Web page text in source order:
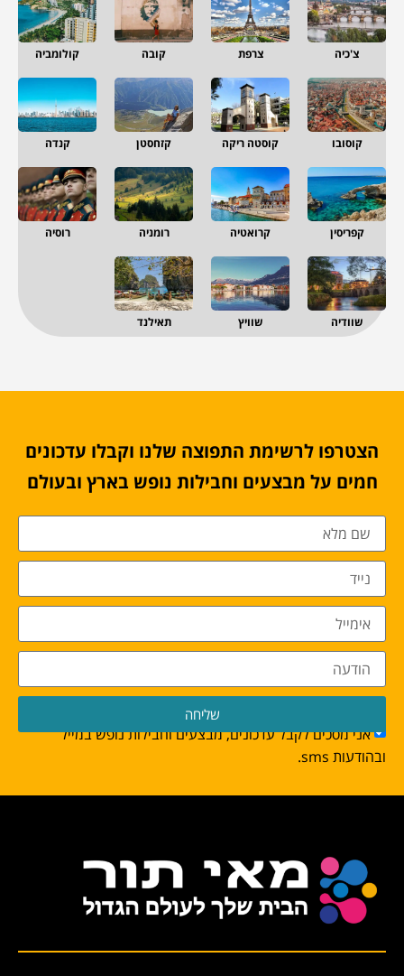
צ'כיה צרפת קובה קולומביה
קוסובו קוסטה ריקה קזחסטן קנדה
קפריסין קרואטיה רומניה רוסיה
שוודיה שוויץ תאילנד
הצטרפו לרשימת התפוצה שלנו וקבלו עדכונים
חמים על מבצעים וחבילות נופש בארץ ובעולם
אני מסכים לקבל עדכונים, מבצעים וחבילות נופש במייל
ובהודעות sms.
שליחה